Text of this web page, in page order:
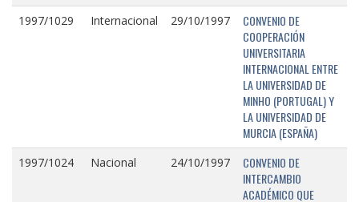
1997/1029 Internacional 29/10/1997
CONVENIO DE
COOPERACIÓN
UNIVERSITARIA
INTERNACIONAL ENTRE
LA UNIVERSIDAD DE
MINHO (PORTUGAL) Y
LA UNIVERSIDAD DE
MURCIA (ESPAÑA)
1997/1024 Nacional 24/10/1997
CONVENIO DE
INTERCAMBIO
ACADÉMICO QUE